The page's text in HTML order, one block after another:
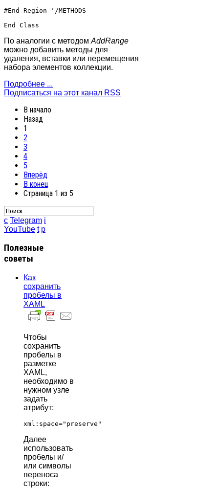
#End Region '/METHODS
По аналогии с методом AddRange
можно добавить методы для
удаления, вставки или перемещения
набора элементов коллекции.
Подробнее ...
Подписаться на этот канал RSS
В начало
Назад
1
2
3
4
5
Вперёд
В конец
Страница 1 из 5
c Telegram i
YouTube t p
Полезные
советы
Как
сохранить
пробелы в
XAML
Чтобы
сохранить
пробелы в
разметке
XAML,
необходимо в
нужном узле
задать
атрибут:
Далее
использовать
пробелы и/
или символы
переноса
строки: